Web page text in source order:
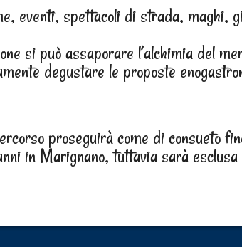
eventi, spettacoli di strada, maghi,
si può assaporare l’alchimia del
degustare le proposte
proseguirà come di consueto
in Marignano, tuttavia sarà